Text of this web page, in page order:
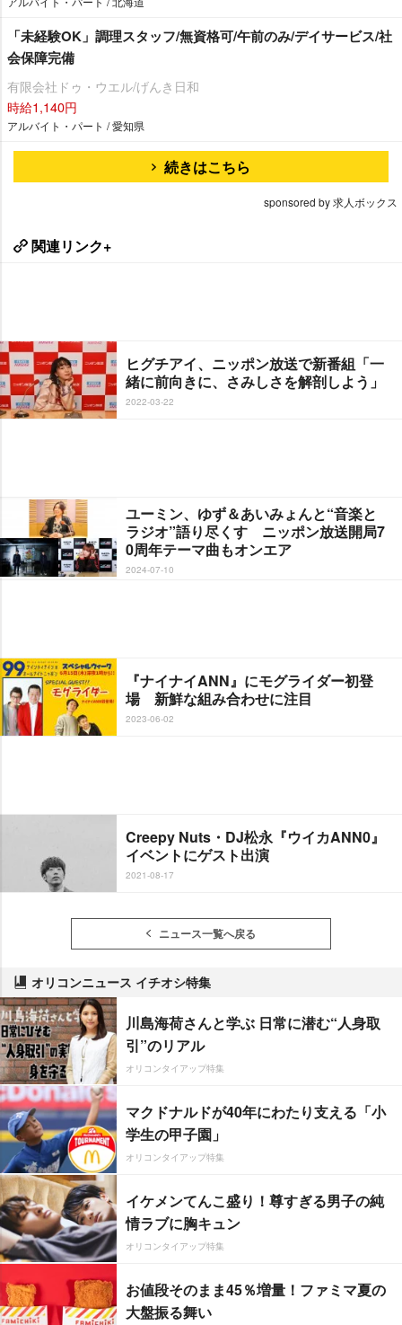
「未経験OK」調理スタッフ/無資格可/午前のみ/デイサービス/社
会保障完備
有限会社ドゥ・ウエル/げんき日和
時給1,140円
アルバイト・パート / 愛知県
続きはこちら
sponsored by 求人ボックス
関連リンク+
ヒグチアイ、ニッポン放送で新番組「一
緒に前向きに、さみしさを解剖しよう」
2022-03-22
ユーミン、ゆず＆あいみょんと“音楽と
ラジオ”語り尽くす ニッポン放送開局7
0周年テーマ曲もオンエア
2024-07-10
『ナイナイANN』にモグライダー初登
場 新鮮な組み合わせに注目
2023-06-02
Creepy Nuts・DJ松永『ウイカANN0』
イベントにゲスト出演
2021-08-17
ニュース一覧へ戻る
オリコンニュース イチオシ特集
川島海荷さんと学ぶ 日常に潜む“人身取
引”のリアル
オリコンタイアップ特集
マクドナルドが40年にわたり支える「小
学生の甲子園」
オリコンタイアップ特集
イケメンてんこ盛り！尊すぎる男子の純
情ラブに胸キュン
オリコンタイアップ特集
お値段そのまま45％増量！ファミマ夏の
大盤振る舞い